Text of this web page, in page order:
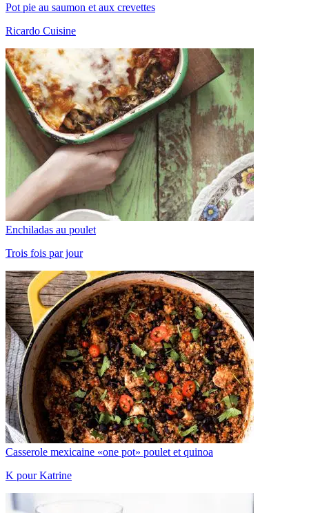
Pot pie au saumon et aux crevettes
Ricardo Cuisine
Enchiladas au poulet
Trois fois par jour
Casserole mexicaine «one pot» poulet et quinoa
K pour Katrine